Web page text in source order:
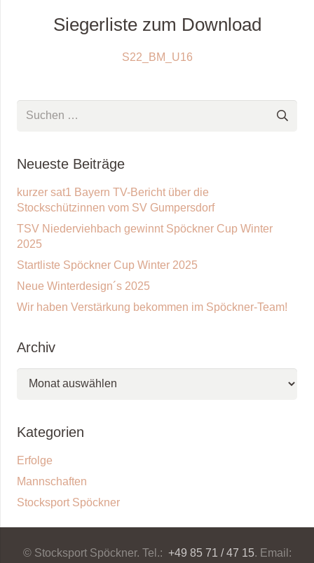
Siegerliste zum Download
S22_BM_U16
Suchen
Neueste Beiträge
kurzer sat1 Bayern TV-Bericht über die
Stockschützinnen vom SV Gumpersdorf
TSV Niederviehbach gewinnt Spöckner Cup Winter
2025
Startliste Spöckner Cup Winter 2025
Neue Winterdesign´s 2025
Wir haben Verstärkung bekommen im Spöckner-Team!
Archiv
Archiv
Kategorien
Erfolge
Mannschaften
Stocksport Spöckner
© Stocksport Spöckner. Tel.: +49 85 71 / 47 15. Email: